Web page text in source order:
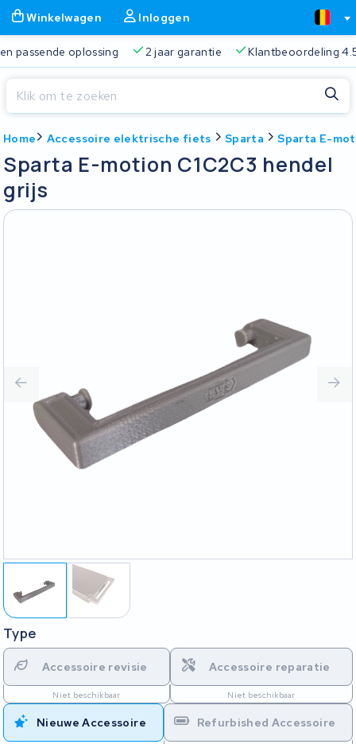
Winkelwagen Inloggen
oplossing 2 jaar garantie Klantbeoordeling 4.5/5
Home Accessoire elektrische fiets Sparta Sparta E-
Sparta E-motion C1C2C3 hendel
grijs
Type
Accessoire revisie
Niet beschikbaar
Accessoire reparatie
Niet beschikbaar
Nieuwe Accessoire Refurbished Accessoire
Sluiten
Begin te typen in de zoekbalk om te zoeken